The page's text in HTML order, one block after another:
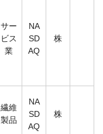
サー
ビス
業
NA
SD
AQ
株
繊維
製品
NA
SD
AQ
株